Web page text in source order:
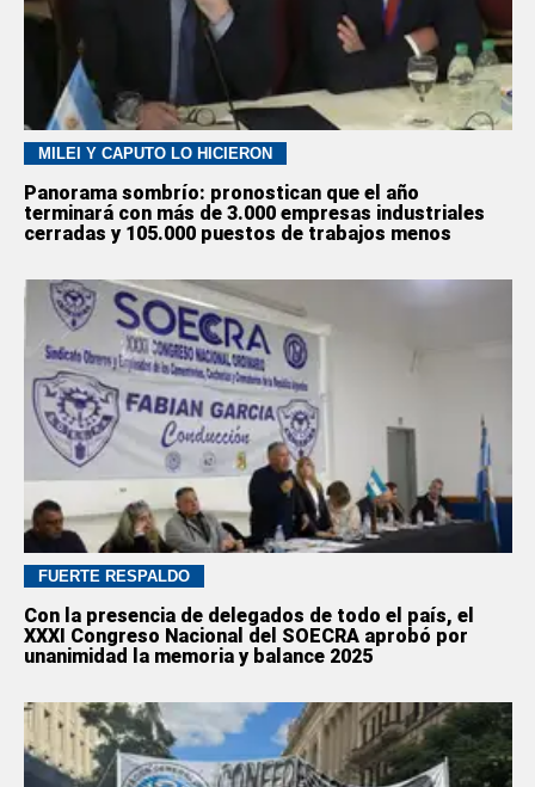
MILEI Y CAPUTO LO HICIERON
Panorama sombrío: pronostican que el año
terminará con más de 3.000 empresas industriales
cerradas y 105.000 puestos de trabajos menos
FUERTE RESPALDO
Con la presencia de delegados de todo el país, el
XXXI Congreso Nacional del SOECRA aprobó por
unanimidad la memoria y balance 2025